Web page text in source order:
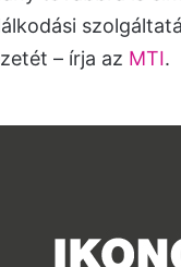
– írja az MTI.